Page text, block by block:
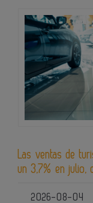
Las ventas de
un 3,7% en julio,
2026-08-04